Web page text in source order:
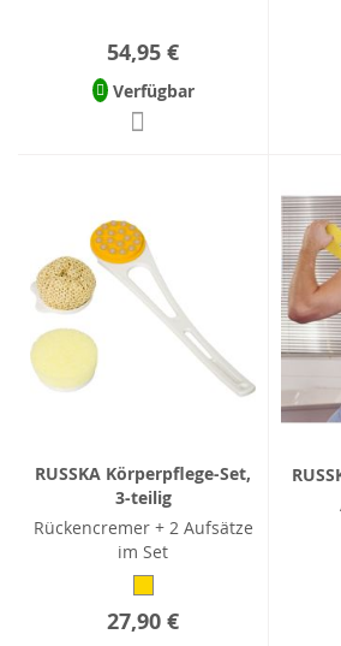
54,95 €
Verfügbar
RUSSKA Körperpflege-Set,
3-teilig
Rückencremer + 2 Aufsätze
im Set
27,90 €